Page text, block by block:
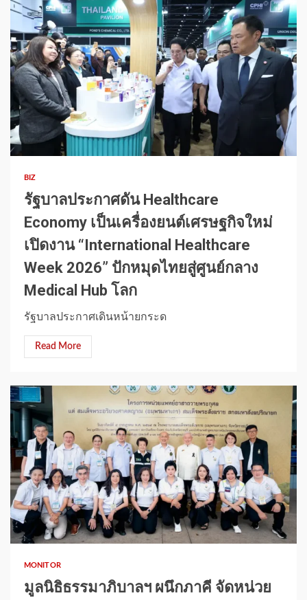
1 min read
BIZ
รัฐบาลประกาศดัน Healthcare
Economy เป็นเครื่องยนต์เศรษฐกิจใหม่
เปิดงาน “International Healthcare
Week 2026” ปักหมุดไทยสู่ศูนย์กลาง
Medical Hub โลก
รัฐบาลประกาศเดินหน้ายกระด
Read More
1 min read
MONITOR
มูลนิธิธรรมาภิบาลฯ ผนึกภาคี จัดหน่วย